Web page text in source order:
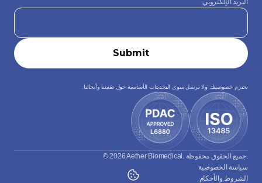
البريد الإلكتروني
نحترم خصوصيتك ولا نرسل سوى التحديثات الأساسية حول تقنيتنا وأبحاثنا.
© 2026 Aether Biomedical. جميع الحقوق محفوظة.
سياسة الخصوصية
الشروط والأحكام